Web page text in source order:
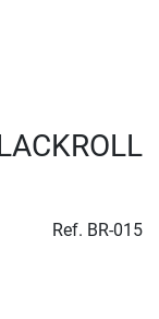
Ref. BR-015